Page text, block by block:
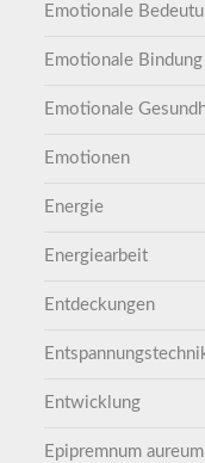
Emotionale
Emotionale Bindung
Emotionale
Emotionen
Energie
Energiearbeit
Entdeckungen
Entwicklung
Epipremnum aureum